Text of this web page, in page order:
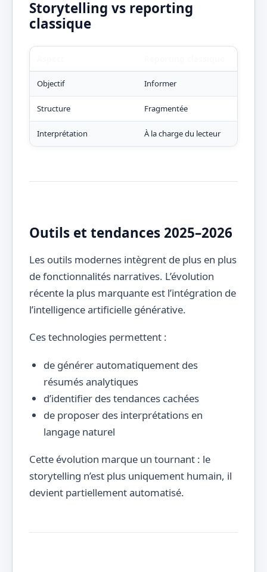
Storytelling vs reporting
classique
Objectif Informer
Structure Fragmentée
Interprétation À la charge du lecteur
Outils et tendances 2025–2026
Les outils modernes intègrent de plus en plus
de fonctionnalités narratives. L’évolution
récente la plus marquante est l’intégration de
l’intelligence artificielle générative.
Ces technologies permettent :
de générer automatiquement des
résumés analytiques
d’identifier des tendances cachées
de proposer des interprétations en
langage naturel
Cette évolution marque un tournant : le
storytelling n’est plus uniquement humain, il
devient partiellement automatisé.